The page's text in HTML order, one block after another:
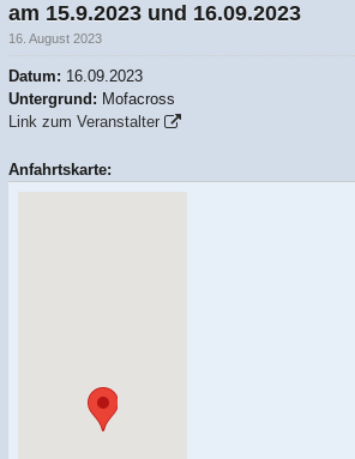
am 15.9.2023 und 16.09.2023
16. August 2023
Datum: 16.09.2023
Untergrund: Mofacross
Link zum Veranstalter
Anfahrtskarte: